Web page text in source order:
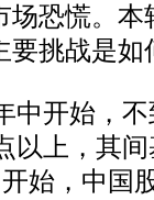
场恐慌。
要挑战是
开始，不
以上，其
始，中国